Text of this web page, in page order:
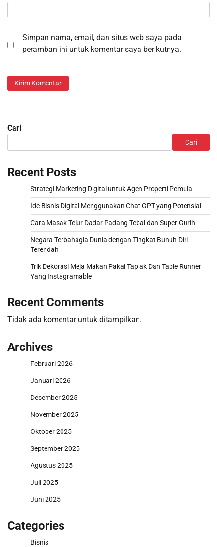
Simpan nama, email, dan situs web saya pada
peramban ini untuk komentar saya berikutnya.
Cari
Cari
Recent Posts
Strategi Marketing Digital untuk Agen Properti Pemula
Ide Bisnis Digital Menggunakan Chat GPT yang Potensial
Cara Masak Telur Dadar Padang Tebal dan Super Gurih
Negara Terbahagia Dunia dengan Tingkat Bunuh Diri
Terendah
Trik Dekorasi Meja Makan Pakai Taplak Dan Table Runner
Yang Instagramable
Recent Comments
Tidak ada komentar untuk ditampilkan.
Archives
Februari 2026
Januari 2026
Desember 2025
November 2025
Oktober 2025
September 2025
Agustus 2025
Juli 2025
Juni 2025
Categories
Bisnis